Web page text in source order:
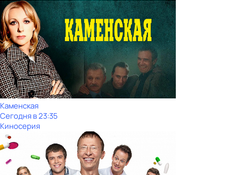
Каменская
Сегодня в 23:35
Киносерия